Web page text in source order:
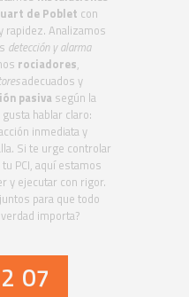
de Poblet con
rapidez. Analizamos
detección y alarma
rociadores,
adecuados y
pasiva según la
hablar claro:
inmediata y
Si te urge controlar
PCI, aquí estamos
y ejecutar con rigor.
para que todo
importa?
07